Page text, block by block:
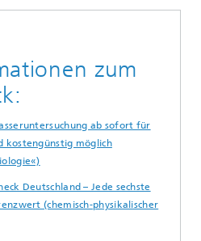
zum
ab sofort für
kostengünstig möglich
Deutschland – Jede sechste
(chemisch-physikalischer